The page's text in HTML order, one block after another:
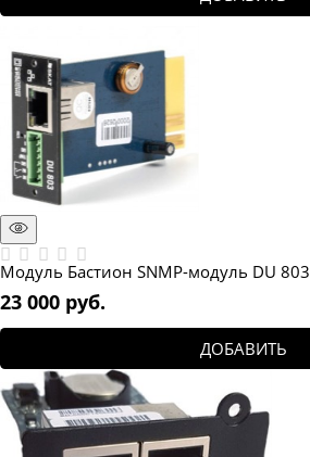
Модуль Бастион SNMP-модуль DU 803
23 000 руб.
ДОБАВИТЬ